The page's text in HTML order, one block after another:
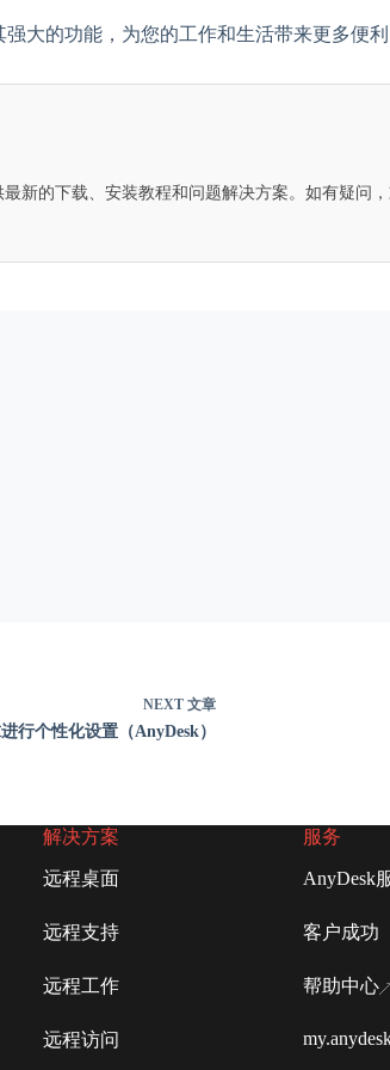
强大的功能，为您的工作和生活带来更多便
新的下载、安装教程和问题解决方案。如有疑问
NEXT 文章
行个性化设置（AnyDesk）
解决方案
远程桌面
远程支持
远程工作
远程访问
服务
AnyDesk
客户成功
帮助中心